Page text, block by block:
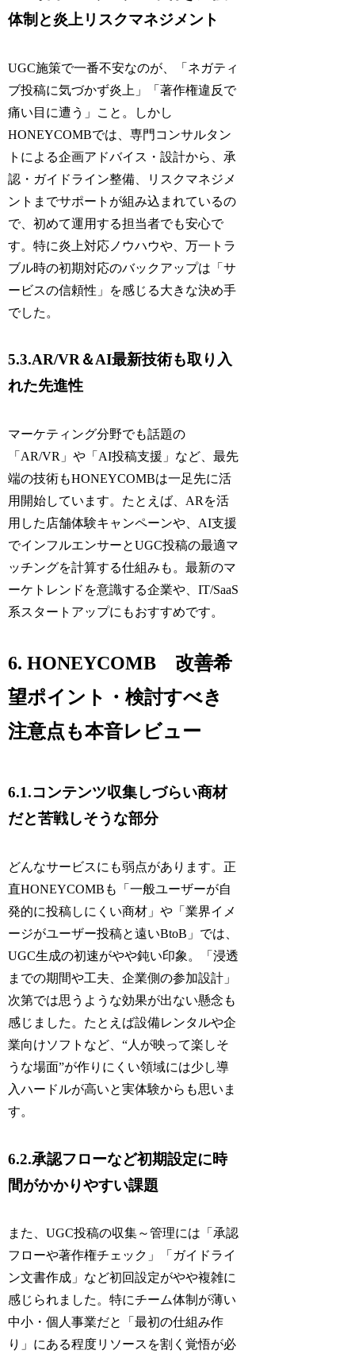
体制と炎上リスクマネジメント
UGC施策で一番不安なのが、「ネガティ
ブ投稿に気づかず炎上」「著作権違反で
痛い目に遭う」こと。しかし
HONEYCOMBでは、専門コンサルタン
トによる企画アドバイス・設計から、承
認・ガイドライン整備、リスクマネジメ
ントまでサポートが組み込まれているの
で、初めて運用する担当者でも安心で
す。特に炎上対応ノウハウや、万一トラ
ブル時の初期対応のバックアップは「サ
ービスの信頼性」を感じる大きな決め手
でした。
5.3.AR/VR＆AI最新技術も取り入
れた先進性
マーケティング分野でも話題の
「AR/VR」や「AI投稿支援」など、最先
端の技術もHONEYCOMBは一足先に活
用開始しています。たとえば、ARを活
用した店舗体験キャンペーンや、AI支援
でインフルエンサーとUGC投稿の最適マ
ッチングを計算する仕組みも。最新のマ
ーケトレンドを意識する企業や、IT/SaaS
系スタートアップにもおすすめです。
6. HONEYCOMB 改善希
望ポイント・検討すべき
注意点も本音レビュー
6.1.コンテンツ収集しづらい商材
だと苦戦しそうな部分
どんなサービスにも弱点があります。正
直HONEYCOMBも「一般ユーザーが自
発的に投稿しにくい商材」や「業界イメ
ージがユーザー投稿と遠いBtoB」では、
UGC生成の初速がやや鈍い印象。「浸透
までの期間や工夫、企業側の参加設計」
次第では思うような効果が出ない懸念も
感じました。たとえば設備レンタルや企
業向けソフトなど、“人が映って楽しそ
うな場面”が作りにくい領域には少し導
入ハードルが高いと実体験からも思いま
す。
6.2.承認フローなど初期設定に時
間がかかりやすい課題
また、UGC投稿の収集～管理には「承認
フローや著作権チェック」「ガイドライ
ン文書作成」など初回設定がやや複雑に
感じられました。特にチーム体制が薄い
中小・個人事業だと「最初の仕組み作
り」にある程度リソースを割く覚悟が必